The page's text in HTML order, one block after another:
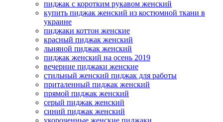
пиджак с коротким рукавом женский
купить пиджак женский из костюмной ткани в
украине
пиджаки коттон женские
красный пиджак женский
льняной пиджак женский
пиджак женский на осень 2019
вечерние пиджаки женские
стильный женский пиджак для работы
приталенный пиджак женский
прямой пиджак женский
серый пиджак женский
синий пиджак женский
укороченные женские пиджаки